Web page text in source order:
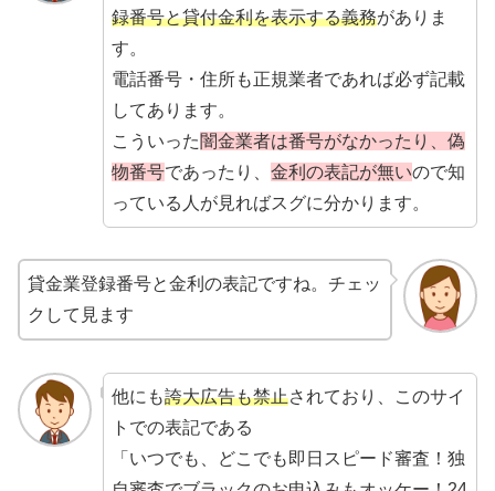
録番号と貸付金利を表示する義務がありま
す。
電話番号・住所も正規業者であれば必ず記載
してあります。
こういった闇金業者は番号がなかったり、偽
物番号であったり、 金利の表記が無いので知
っている人が見ればスグに分かります。
貸金業登録番号と金利の表記ですね。チェッ
クして見ます
他にも誇大広告も禁止されており、このサイ
トでの表記である
「いつでも、どこでも即日スピード審査！独